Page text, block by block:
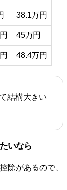
38.1万円
45万円
48.4万円
結構大きい
いなら
除があるので、